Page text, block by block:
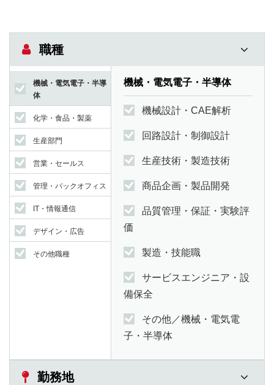
職種
機械・電気電子・半導
体
化学・食品・製薬
生産部門
営業・セールス
管理・バックオフィス
IT・情報通信
デザイン・広告
その他職種
機械・電気電子・半導体
機械設計・CAE解析
回路設計・制御設計
生産技術・製造技術
商品企画・製品開発
品質管理・保証・実験評
価
製造・技能職
サービスエンジニア・設
備保全
その他／機械・電気電
子・半導体
勤務地